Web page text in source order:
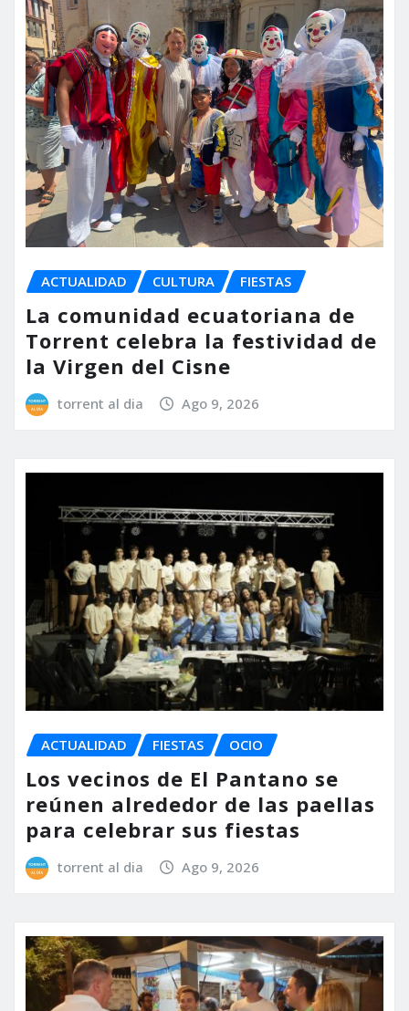
ACTUALIDAD CULTURA FIESTAS
La comunidad ecuatoriana de
Torrent celebra la festividad de
la Virgen del Cisne
torrent al dia Ago 9, 2026
ACTUALIDAD FIESTAS OCIO
Los vecinos de El Pantano se
reúnen alrededor de las paellas
para celebrar sus fiestas
torrent al dia Ago 9, 2026